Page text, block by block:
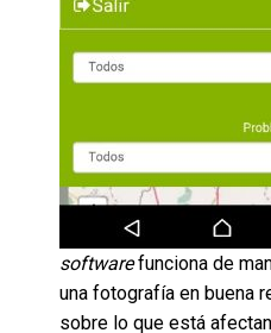
softwarefunciona de
una fotografía en buena
sobre lo que está